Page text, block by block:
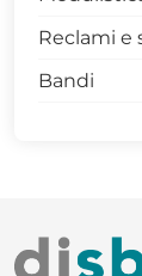
Avvisi
Reclami e
Bandi